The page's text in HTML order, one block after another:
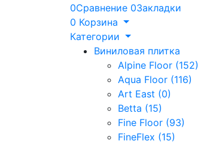
0Сравнение 0Закладки
0 Корзина
Категории
Виниловая плитка
Alpine Floor (152)
Aqua Floor (116)
Art East (0)
Betta (15)
Fine Floor (93)
FineFlex (15)